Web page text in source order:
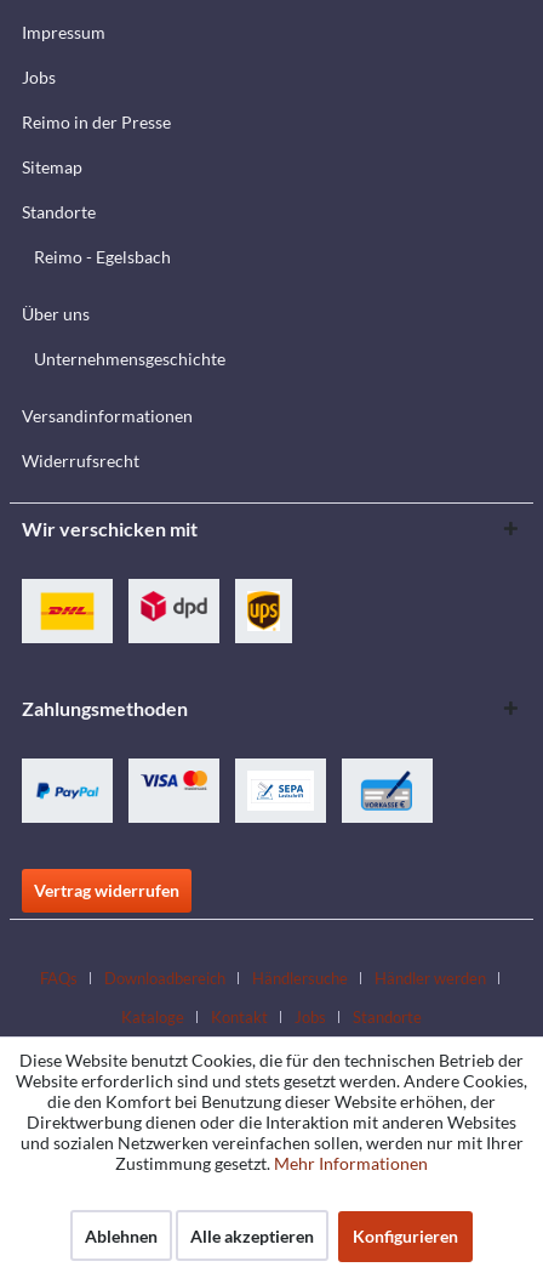
Impressum
Jobs
Reimo in der Presse
Sitemap
Standorte
Reimo - Egelsbach
Über uns
Unternehmensgeschichte
Versandinformationen
Widerrufsrecht
Wir verschicken mit
Zahlungsmethoden
Vertrag widerrufen
FAQs Downloadbereich Händlersuche
Händler werden
Kataloge
Kontakt Jobs Standorte
Diese Website benutzt Cookies, die für den technischen Betrieb der
Website erforderlich sind und stets gesetzt werden. Andere Cookies,
die den Komfort bei Benutzung dieser Website erhöhen, der
Direktwerbung dienen oder die Interaktion mit anderen Websites
und sozialen Netzwerken vereinfachen sollen, werden nur mit Ihrer
Zustimmung gesetzt. Mehr Informationen
Ablehnen Alle akzeptieren Konfigurieren